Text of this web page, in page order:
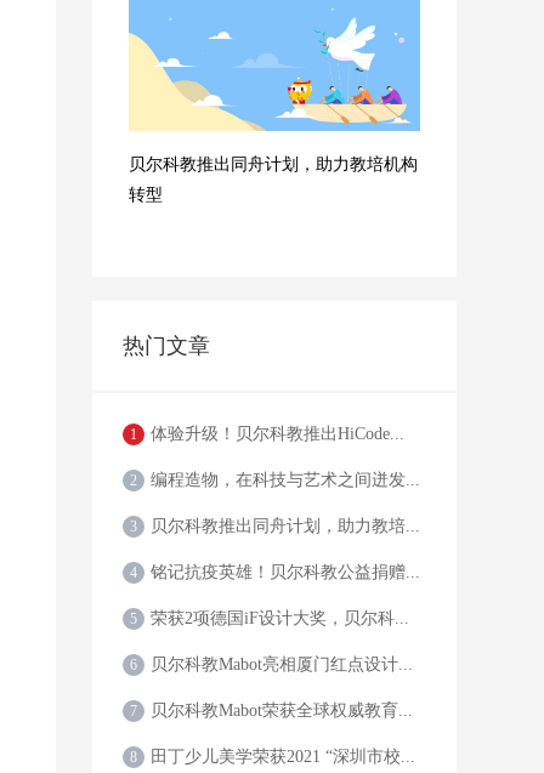
贝尔科教推出同舟计划，助力教培机构
转型
热门文章
1 体验升级！贝尔科教推出HiCode...
2 编程造物，在科技与艺术之间迸发...
3 贝尔科教推出同舟计划，助力教培...
4 铭记抗疫英雄！贝尔科教公益捐赠...
5 荣获2项德国iF设计大奖，贝尔科...
6 贝尔科教Mabot亮相厦门红点设计...
7 贝尔科教Mabot荣获全球权威教育...
8 田丁少儿美学荣获2021 “深圳市校...